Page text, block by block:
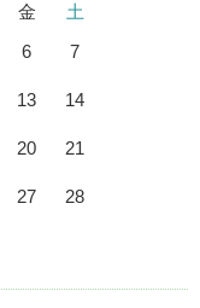
金
土
6 7
13 14
20 21
27 28